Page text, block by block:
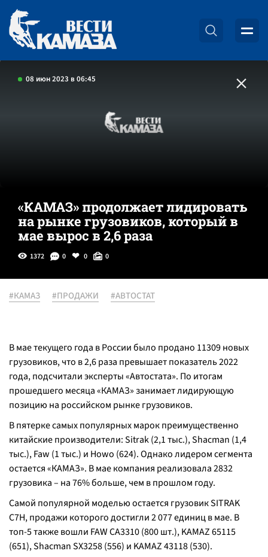
08 июн 2023 в 06:45
«КАМАЗ» продолжает лидировать
на рынке грузовиков, который в
мае вырос в 2,6 раза
1372 0 0 0
#КАМАЗ #ПРОДАЖИ #АВТОСТАТ
В мае текущего года в России было продано 11309 новых
грузовиков, что в 2,6 раза превышает показатель 2022
года, подсчитали эксперты «Автостата». По итогам
прошедшего месяца «КАМАЗ» занимает лидирующую
позицию на российском рынке грузовиков.
В пятерке самых популярных марок преимущественно
китайские производители: Sitrak (2,1 тыс.), Shacman (1,4
тыс.), Faw (1 тыс.) и Howo (624). Однако лидером сегмента
остается «КАМАЗ». В мае компания реализовала 2832
грузовика – на 76% больше, чем в прошлом году.
Самой популярной моделью остается грузовик SITRAK
C7H, продажи которого достигли 2 077 единиц в мае. В
топ-5 также вошли FAW CA3310 (800 шт.), KAMAZ 65115
(651), Shacman SX3258 (556) и KAMAZ 43118 (530).